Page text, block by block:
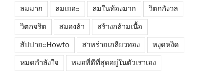
ลมมาก ลมเยอะ ลมในท้องมาก วิตกกังวล
วิตกจริต สมองล้า สร้างกล้ามเนื้อ
สัปปายะHowto สาหร่ายเกลียวทอง หงุดหงิด
หมดกำลังใจ หมอที่ดีที่สุดอยู่ในตัวเราเอง